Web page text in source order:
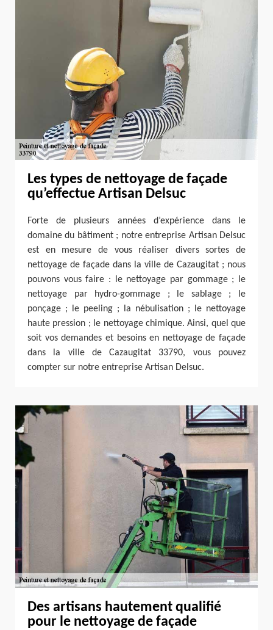
Les types de nettoyage de façade
qu’effectue Artisan Delsuc
Forte de plusieurs années d’expérience dans le
domaine du bâtiment ; notre entreprise Artisan Delsuc
est en mesure de vous réaliser divers sortes de
nettoyage de façade dans la ville de Cazaugitat ; nous
pouvons vous faire : le nettoyage par gommage ; le
nettoyage par hydro-gommage ; le sablage ; le
ponçage ; le peeling ; la nébulisation ; le nettoyage
haute pression ; le nettoyage chimique. Ainsi, quel que
soit vos demandes et besoins en nettoyage de façade
dans la ville de Cazaugitat 33790, vous pouvez
compter sur notre entreprise Artisan Delsuc.
Des artisans hautement qualifié
pour le nettoyage de façade